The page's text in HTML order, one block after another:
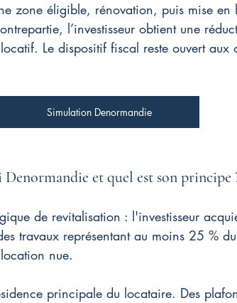
zone éligible, rénovation, puis mise en
l’investisseur obtient une
Le dispositif fiscal reste ouvert aux
Simulation Denormandie
et quel est son principe
de revitalisation : l'investisseur
travaux représentant au moins 25 %
nue.
principale du locataire. Des